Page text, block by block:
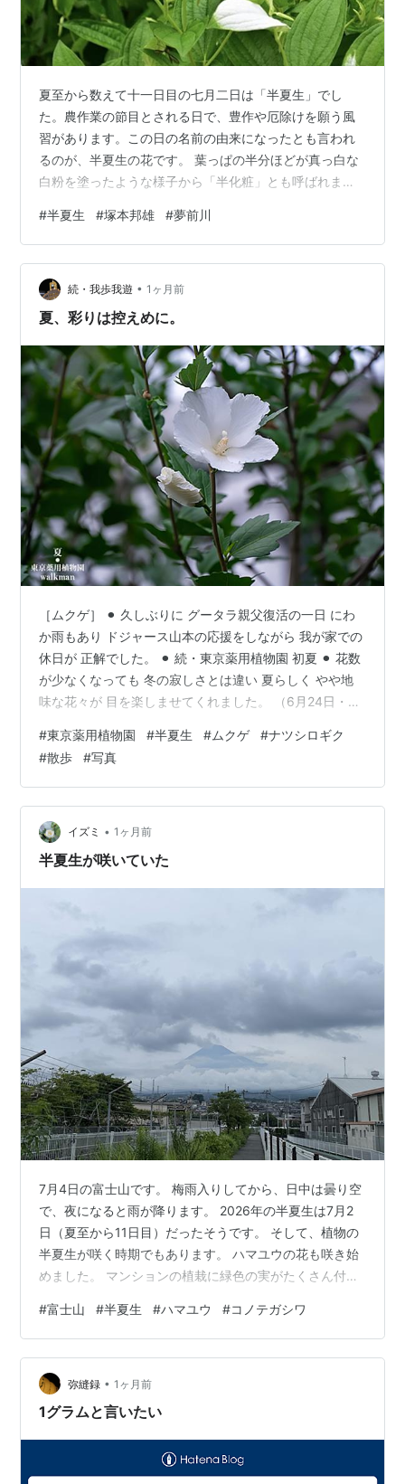
夏至から数えて十一日目の七月二日は「半夏生」でし
た。農作業の節目とされる日で、豊作や厄除けを願う風
習があります。この日の名前の由来になったとも言われ
るのが、半夏生の花です。 葉っぱの半分ほどが真っ白な
白粉を塗ったような様子から「半化粧」とも呼ばれま
終わる頃には白変した葉は緑に戻るといいます。 ヤマボ
ウシやドクダミと同じように、葉を白くして虫に花のあ
りかを知らせる努力なのでしょう。花が終われば白い葉
は緑へ戻り、また目立たぬ姿に還ってゆく。その潔さ
は、晴れの日を終えて黙々と日常へ戻る人の姿にも似て
か…
#半夏生 #塚本邦雄 #夢前川
続・我歩我遊 • 1ヶ月前
夏、彩りは控えめに。
［ムクゲ］ ⚫︎ 久しぶりに グータラ親父復活の一日 にわ
か雨もあり ドジャース山本の応援をしながら 我が家での
休日が 正解でした。 ⚫︎ 続・東京薬用植物園 初夏 ⚫︎ 花数
が少なくなっても 冬の寂しさとは違い 夏らしく やや地
味な花々が 目を楽しませてくれました。 （6月24日・撮
ドキャンディー］ ⚫︎ ⚫︎ ⚫︎ ［半夏生］ ⚫︎ ［トリアシショ
ウマ］ ⚫︎ ⚫︎ ⚫︎ ［ナツシロギク］ ⚫︎ ⚫︎ 写真日記ランキン
グ ランキング参加中植物 ランキング参加中【公式】
2025年開設ブログ ランキング参加中写真・カメラ
#東京薬用植物園 #半夏生 #ムクゲ #ナツシロギク
#散歩 #写真
イズミ • 1ヶ月前
半夏生が咲いていた
7月4日の富士山です。 梅雨入りしてから、日中は曇り空
で、夜になると雨が降ります。 2026年の半夏生は7月2
日（夏至から11日目）だったそうです。 そして、植物の
半夏生が咲く時期でもあります。 ハマユウの花も咲き始
めました。 マンションの植栽に緑色の実がたくさん付い
うそうです。 「特徴的な星形や金平糖のような形をした
実は球果（きゅうか）と呼ばれ、熟すと褐色になりま
す。」だそうですよ。 にほんブログ村 にほんブログ村
フレンチ・ブルドッグランキング 拍手ボタン ランキング
参加中gooからきました
#富士山 #半夏生 #ハマユウ #コノテガシワ
弥縫録 • 1ヶ月前
1グラムと言いたい